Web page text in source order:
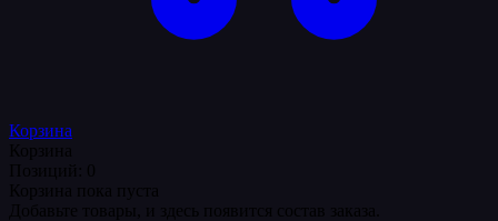
Корзина